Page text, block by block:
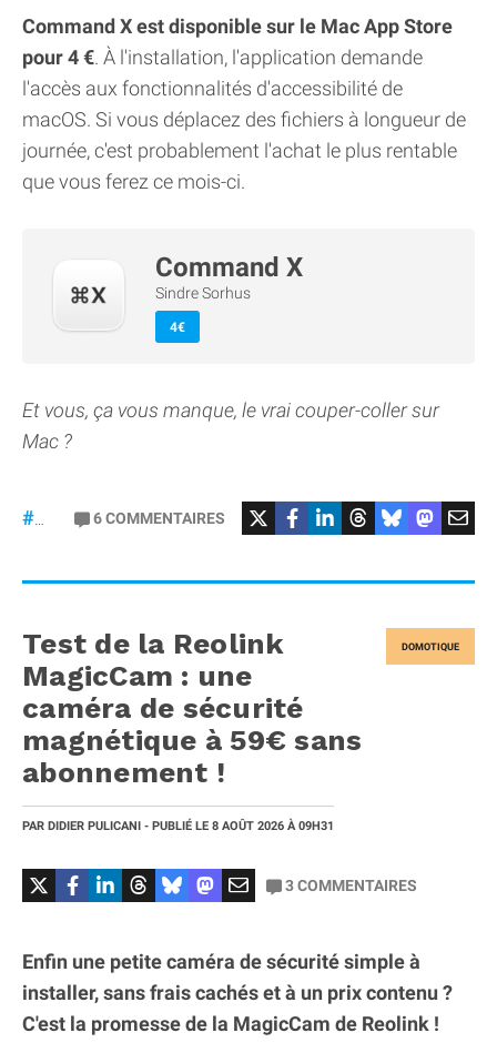
Command X est disponible sur le Mac App Store
pour 4 €. À l'installation, l'application demande
l'accès aux fonctionnalités d'accessibilité de
macOS. Si vous déplacez des fichiers à longueur de
journée, c'est probablement l'achat le plus rentable
que vous ferez ce mois-ci.
Command X
Sindre Sorhus
4€
Et vous, ça vous manque, le vrai couper-coller sur
Mac ?
#macOS 6COMMENTAIRES
DOMOTIQUE
Test de la Reolink
MagicCam : une
caméra de sécurité
magnétique à 59€ sans
abonnement !
PAR DIDIER PULICANI - PUBLIÉ LE 8 AOÛT 2026 À 09H31
3COMMENTAIRES
Enfin une petite caméra de sécurité simple à
installer, sans frais cachés et à un prix contenu ?
C'est la promesse de la MagicCam de Reolink !